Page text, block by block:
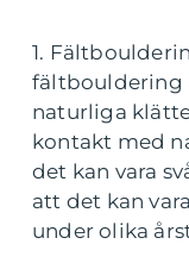
1.
fältbouldering
naturliga
kontakt med
det kan vara
att det kan
under olika